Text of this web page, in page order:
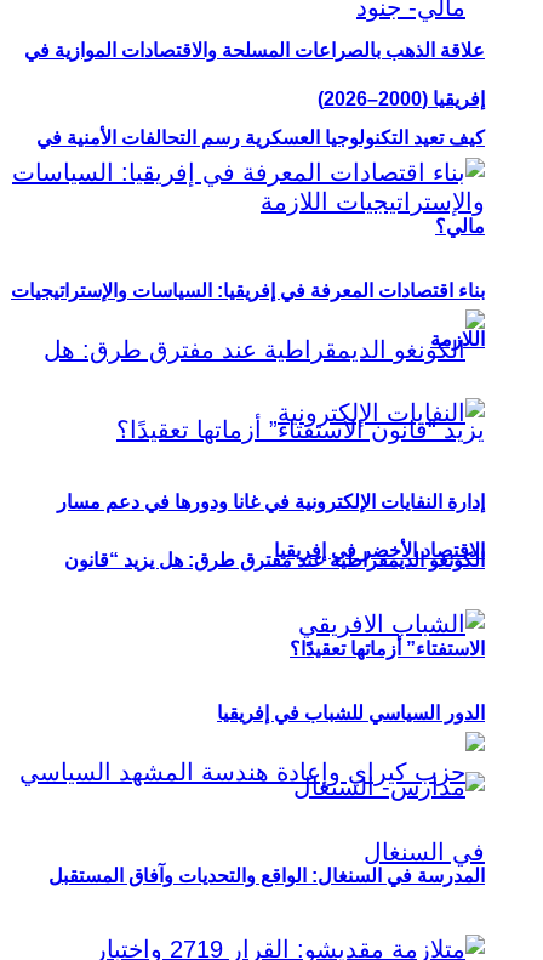
كيف تعيد التكنولوجيا العسكرية رسم التحالفات الأمنية في
مالي؟
الكونغو الديمقراطية عند مفترق طرق: هل يزيد “قانون
الاستفتاء” أزماتها تعقيدًا؟
علاقة الذهب بالصراعات المسلحة والاقتصادات الموازية في
إفريقيا (2000–2026)
بناء اقتصادات المعرفة في إفريقيا: السياسات والإستراتيجيات
اللازمة
إدارة النفايات الإلكترونية في غانا ودورها في دعم مسار
الاقتصاد الأخضر في إفريقيا
الدور السياسي للشباب في إفريقيا
المدرسة في السنغال: الواقع والتحديات وآفاق المستقبل